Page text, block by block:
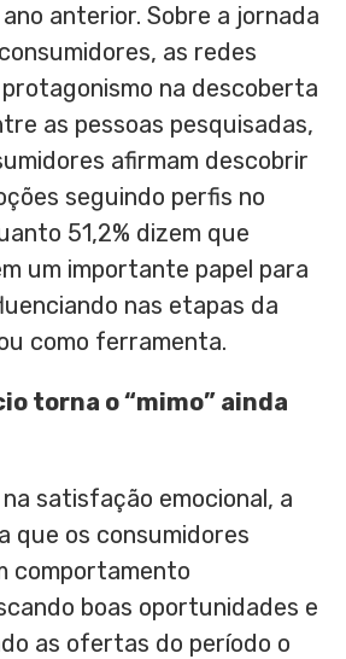
anterior. Sobre a jornada
as redes
na descoberta
as pessoas pesquisadas,
afirmam descobrir
seguindo perfis no
51,2% dizem que
um importante papel para
nas etapas da
como ferramenta.
torna o “mimo” ainda
satisfação emocional, a
que os consumidores
comportamento
boas oportunidades e
as ofertas do período o